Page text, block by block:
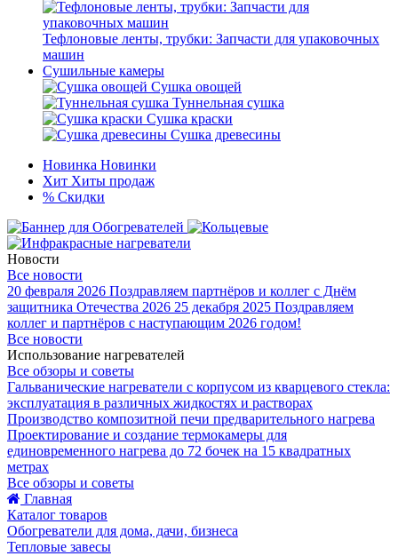
Тефлоновые ленты, трубки: Запчасти для упаковочных
машин
Сушильные камеры
Сушка овощей
Туннельная сушка
Сушка краски
Сушка древесины
Новинка Новинки
Хит Хиты продаж
% Скидки
Новости
Все новости
20 февраля 2026 Поздравляем партнёров и коллег с Днём
защитника Отечества 2026 25 декабря 2025 Поздравляем
коллег и партнёров с наступающим 2026 годом!
Все новости
Использование нагревателей
Все обзоры и советы
Гальванические нагреватели с корпусом из кварцевого стекла:
эксплуатация в различных жидкостях и растворах
Производство композитной печи предварительного нагрева
Проектирование и создание термокамеры для
единовременного нагрева до 72 бочек на 15 квадратных
метрах
Все обзоры и советы
Главная
Каталог товаров
Обогреватели для дома, дачи, бизнеса
Тепловые завесы